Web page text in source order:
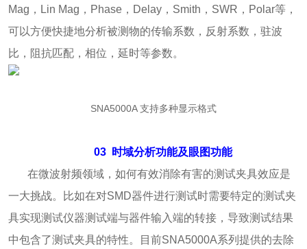
Mag，Lin Mag，Phase，Delay，Smith，SWR，Polar等，
可以方便快捷地分析被测物的传输系数，反射系数，驻波
比，阻抗匹配，相位，延时等参数。
SNA5000A 支持多种显示格式
03
时域分析功能及眼图功能
在微波射频领域，如何有效消除有害的测试夹具效应是
一大挑战。比如在对SMD器件进行测试时需要特定的测试夹
具实现测试仪器测试端与器件输入端的转接，导致测试结果
中包含了测试夹具的特性。目前SNA5000A系列提供的去除